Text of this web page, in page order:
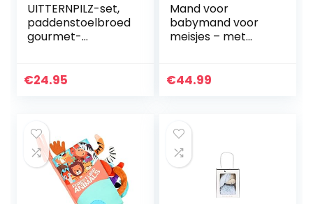
UITTERNPILZ-set,
paddenstoelbroed
gourmet-
dagen top-
€24.95
Mand voor
babymand voor
meisjes – met
voor
zachte…
€44.99